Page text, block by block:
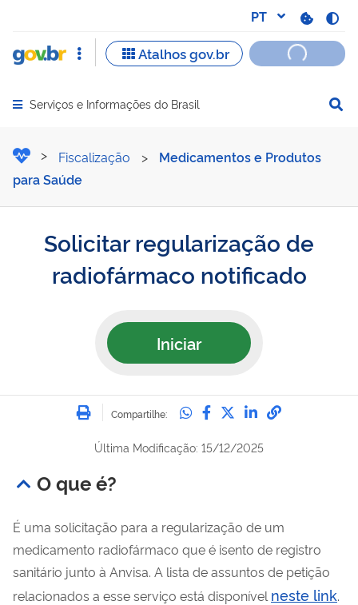
Abrir menu principal de navegação
Serviços e Informações do Brasil
Solicitar regularização
Fiscalização >
Medicamentos e Produtos
para Saúde
Solicitar regularização de
radiofármaco notificado
Iniciar
Imprimir
Compartilhe: Compartilhe no
Compartilhe no
Compartilhe no
Compartilhe
Última Modificação: 15/12/2025
O que é?
É uma solicitação para a regularização de um
medicamento radiofármaco que é isento de registro
sanitário junto à Anvisa. A lista de assuntos de petição
relacionados a esse serviço está disponível neste link.